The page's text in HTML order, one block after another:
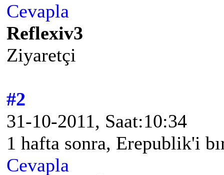
Cevapla
Reflexiv3
Ziyaretçi
#2
31-10-2011, Saat:10:34
1 hafta sonra, Erepublik'i
Cevapla